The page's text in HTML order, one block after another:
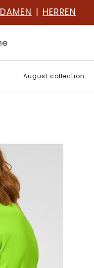
DAMEN | HERREN
August collection